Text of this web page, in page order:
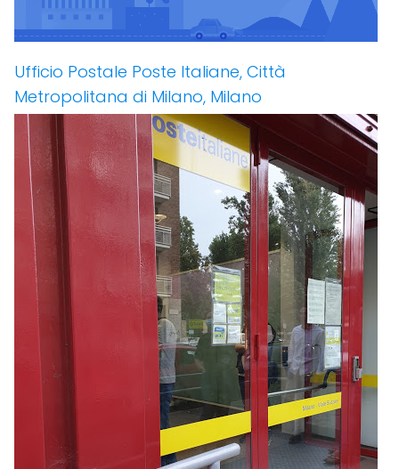
Ufficio Postale Poste Italiane, Città
Metropolitana di Milano, Milano